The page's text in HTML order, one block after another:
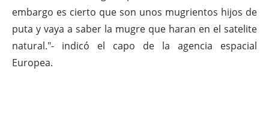
embargo es cierto que son unos mugrientos hijos de
puta y vaya a saber la mugre que haran en el satelite
natural."- indicó el capo de la agencia espacial
Europea.